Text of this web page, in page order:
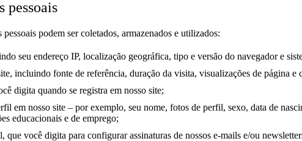
pessoais
podem ser coletados, armazenados e utilizados:
seu endereço IP, localização geográfica, tipo e versão do navegador e
incluindo fonte de referência, duração da visita, visualizações de página e
digita quando se registra em nosso site;
em nosso site – por exemplo, seu nome, fotos de perfil, sexo, data de
educacionais e de emprego;
que você digita para configurar assinaturas de nossos e-mails e/ou